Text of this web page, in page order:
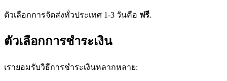
ตัวเลือกการจัดส่งทั่วประเทศ 1-3 วันคือ ฟรี.
ตัวเลือกการชำระเงิน
เรายอมรับวิธีการชำระเงินหลากหลาย: